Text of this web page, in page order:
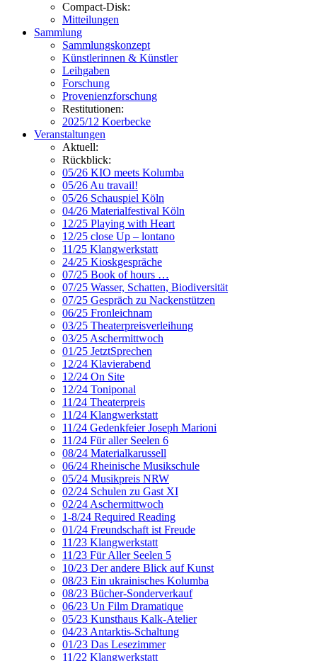
Compact-Disk:
Mitteilungen
Sammlung
Sammlungskonzept
Künstlerinnen & Künstler
Leihgaben
Forschung
Provenienzforschung
Restitutionen:
2025/12 Koerbecke
Veranstaltungen
Aktuell:
Rückblick:
05/26 KIO meets Kolumba
05/26 Au travail!
05/26 Schauspiel Köln
04/26 Materialfestival Köln
12/25 Playing with Heart
12/25 close Up – lontano
11/25 Klangwerkstatt
24/25 Kioskgespräche
07/25 Book of hours …
07/25 Wasser, Schatten, Biodiversität
07/25 Gespräch zu Nackenstützen
06/25 Fronleichnam
03/25 Theaterpreisverleihung
03/25 Aschermittwoch
01/25 JetztSprechen
12/24 Klavierabend
12/24 On Site
12/24 Toniponal
11/24 Theaterpreis
11/24 Klangwerkstatt
11/24 Gedenkfeier Joseph Marioni
11/24 Für aller Seelen 6
08/24 Materialkarussell
06/24 Rheinische Musikschule
05/24 Musikpreis NRW
02/24 Schulen zu Gast XI
02/24 Aschermittwoch
1-8/24 Required Reading
01/24 Freundschaft ist Freude
11/23 Klangwerkstatt
11/23 Für Aller Seelen 5
10/23 Der andere Blick auf Kunst
08/23 Ein ukrainisches Kolumba
08/23 Bücher-Sonderverkauf
06/23 Un Film Dramatique
05/23 Kunsthaus Kalk-Atelier
04/23 Antarktis-Schaltung
01/23 Das Lesezimmer
11/22 Klangwerkstatt